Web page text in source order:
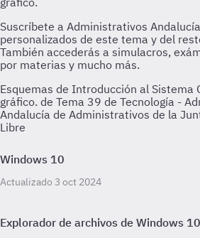
Esquemas de Introducción al Sistema
gráfico. de Tema 39 de Tecnología -
Andalucía de Administrativos de la
Libre
Windows 10
Actualizado 3 oct 2024
Explorador de archivos de Windows 10